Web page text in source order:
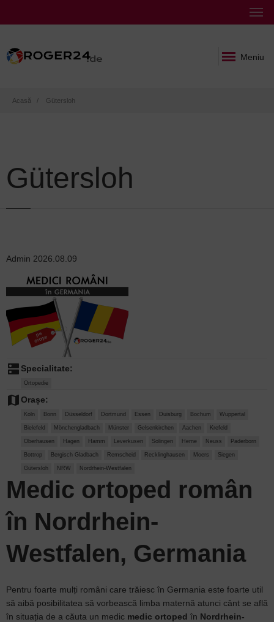
Meniu
Breadcrumb
Acasă Gütersloh
Gütersloh
Admin 2026.08.09
dns Specialitate:
Ortopedie
map Orașe:
Koln Bonn Düsseldorf Dortmund Essen Duisburg Bochum Wuppertal
Bielefeld Mönchengladbach Münster Gelsenkirchen Aachen Krefeld
Oberhausen Hagen Hamm Leverkusen Solingen Herne Neuss Paderborn
Bottrop Bergisch Gladbach Remscheid Recklinghausen Moers Siegen
Gütersloh NRW Nordrhein-Westfalen
Medic ortoped român
în Nordrhein-
Westfalen, Germania
Pentru foarte mulți români care trăiesc în Germania este foarte util
să aibă posibilitatea să vorbească limba maternă atunci cânt se află
în situația de a căuta un medic medic ortoped în Nordrhein-